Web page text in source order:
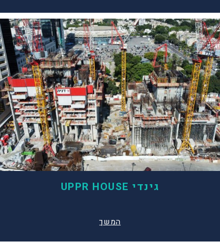
גינדי UPPR HOUSE
המשך